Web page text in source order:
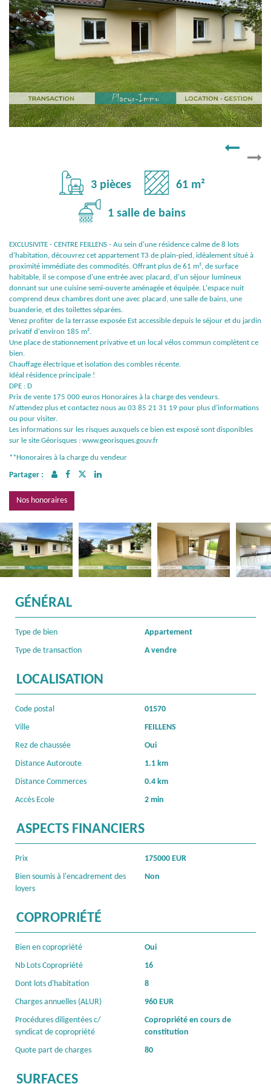
3 pièces 61 m²
1 salle de bains
EXCLUSIVITE - CENTRE FEILLENS - Au sein d'une résidence calme de 8 lots
d'habitation, découvrez cet appartement T3 de plain-pied, idéalement situé à
proximité immédiate des commodités. Offrant plus de 61 m², de surface
habitable, il se compose d'une entrée avec placard, d'un séjour lumineux
donnant sur une cuisine semi-ouverte aménagée et équipée. L'espace nuit
comprend deux chambres dont une avec placard, une salle de bains, une
buanderie, et des toilettes séparées.
Venez profiter de la terrasse exposée Est accessible depuis le séjour et du jardin
privatif d'environ 185 m².
Une place de stationnement privative et un local vélos commun complètent ce
bien.
Chauffage électrique et isolation des combles récente.
Idéal résidence principale !
DPE : D
Prix de vente 175 000 euros Honoraires à la charge des vendeurs.
N'attendez plus et contactez nous au 03 85 21 31 19 pour plus d'informations
ou pour visiter.
Les informations sur les risques auxquels ce bien est exposé sont disponibles
sur le site Géorisques : www.georisques.gouv.fr
** Honoraires à la charge du vendeur
Partager :
Nos honoraires
GÉNÉRAL
Type de bien
Appartement
Type de transaction
A vendre
LOCALISATION
Code postal
01570
Ville
FEILLENS
Rez de chaussée
Oui
Distance Autoroute
1.1 km
Distance Commerces
0.4 km
Accès Ecole
2 min
ASPECTS FINANCIERS
Prix
175000 EUR
Bien soumis à l'encadrement des
loyers
Non
COPROPRIÉTÉ
Bien en copropriété
Oui
Nb Lots Copropriété
16
Dont lots d'habitation
8
Charges annuelles (ALUR)
960 EUR
Procédures diligentées c/
syndicat de copropriété
Copropriété en cours de
constitution
Quote part de charges
80
SURFACES